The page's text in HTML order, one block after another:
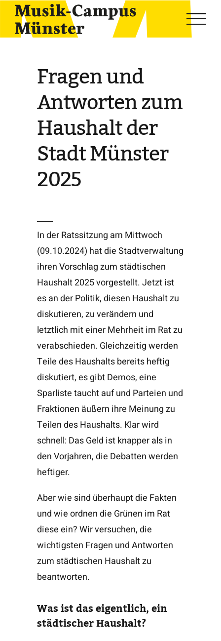
Skip
content
Fragen und
Antworten zum
Haushalt der
Stadt Münster
2025
In der Ratssitzung am Mittwoch
(09.10.2024) hat die Stadtverwaltung
ihren Vorschlag zum städtischen
Haushalt 2025 vorgestellt. Jetzt ist
es an der Politik, diesen Haushalt zu
diskutieren, zu verändern und
letztlich mit einer Mehrheit im Rat zu
verabschieden. Gleichzeitig werden
Teile des Haushalts bereits heftig
diskutiert, es gibt Demos, eine
Sparliste taucht auf und Parteien und
Fraktionen äußern ihre Meinung zu
Teilen des Haushalts. Klar wird
schnell: Das Geld ist knapper als in
den Vorjahren, die Debatten werden
heftiger.
Aber wie sind überhaupt die Fakten
und wie ordnen die Grünen im Rat
diese ein? Wir versuchen, die
wichtigsten Fragen und Antworten
zum städtischen Haushalt zu
beantworten.
Was ist das eigentlich, ein
städtischer Haushalt?